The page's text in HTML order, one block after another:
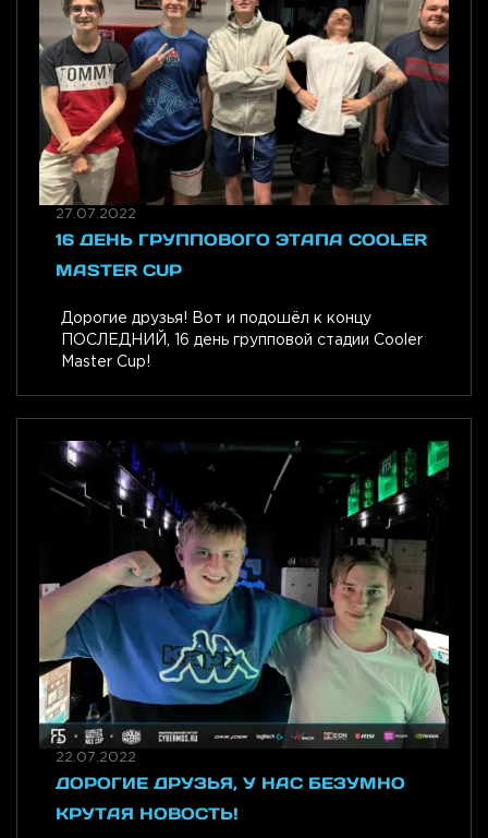
27.07.2022
16 ДЕНЬ ГРУППОВОГО ЭТАПА COOLER
MASTER CUP
Дорогие друзья! Вот и подошёл к концу
ПОСЛЕДНИЙ, 16 день групповой стадии Cooler
Master Cup!
22.07.2022
ДОРОГИЕ ДРУЗЬЯ, У НАС БЕЗУМНО
КРУТАЯ НОВОСТЬ!